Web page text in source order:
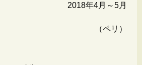
2018年4月～5月
（ペリ）